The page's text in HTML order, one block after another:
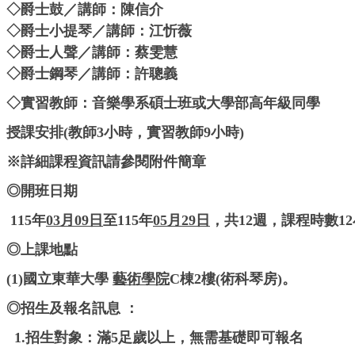
◇爵士鼓／講師：陳信介
◇爵士小提琴／講師：江忻薇
◇爵士人聲／講師：蔡雯慧
◇爵士鋼琴／講師：許聰義
◇實習教師：音樂學系碩士班或大學部高年級同學
授課安排(教師3小時，實習教師9小時)
※詳細課程資訊請參閱附件簡章
◎開班日期
115年03月09日 至115年05月29日 ，共12週，課程時數
◎上課地點
(1)國立東華大學 藝術學院C棟2樓(術科琴房)。
◎招生及報名訊息 ：
1.招生對象：滿5足歲以上，無需基礎即可報名